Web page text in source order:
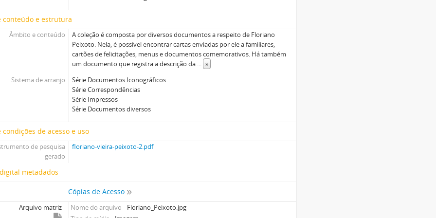
conteúdo e estrutura
Âmbito e conteúdo
A coleção é composta por diversos documentos a respeito de Floriano
Peixoto. Nela, é possível encontrar cartas enviadas por ele a familiares,
cartões de felicitações, menus e documentos comemorativos. Há também
um documento que registra a descrição da ... »
Sistema de arranjo
Série Documentos Iconográficos
Série Correspondências
Série Impressos
Série Documentos diversos
condições de acesso e uso
de pesquisa
gerado
floriano-vieira-peixoto-2.pdf
metadados
Cópias de Acesso
Arquivo matriz Nome do arquivo
Floriano_Peixoto.jpg